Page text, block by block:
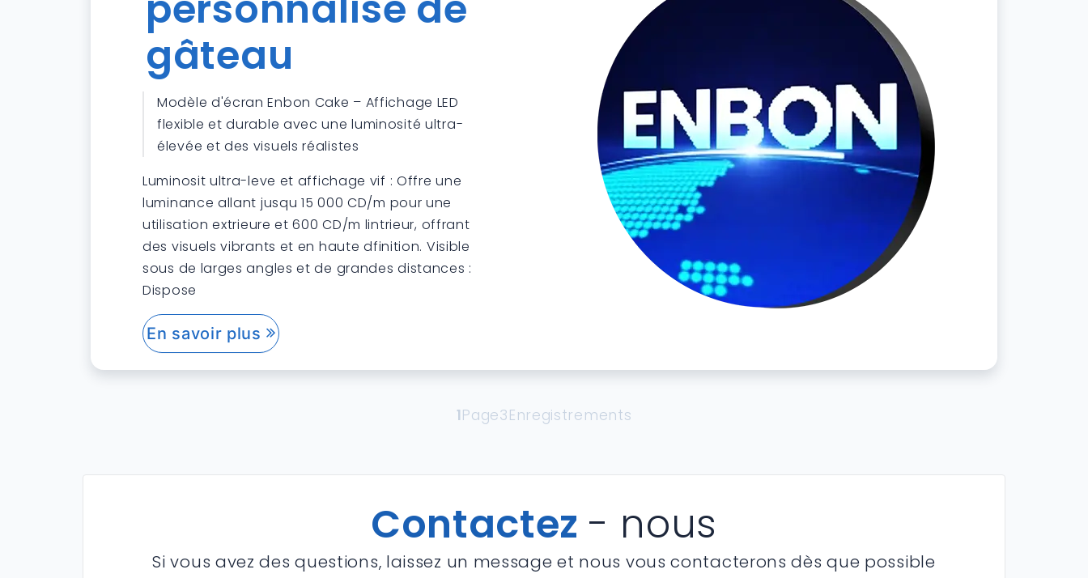
gâteau
Modèle d'écran Enbon Cake – Affichage LED
flexible et durable avec une luminosité ultra-
élevée et des visuels réalistes
Luminosit ultra-leve et affichage vif : Offre une
luminance allant jusqu 15 000 CD/m pour une
utilisation extrieure et 600 CD/m lintrieur, offrant
des visuels vibrants et en haute dfinition. Visible
sous de larges angles et de grandes distances :
Dispose
En savoir plus
1Page3Enregistrements
Contactez - nous
Si vous avez des questions, laissez un message et nous vous contacterons dès que possible